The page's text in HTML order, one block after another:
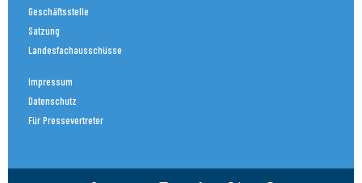
Geschäftsstelle
Satzung
Landesfachausschüsse
Impressum
Datenschutz
Für Pressevertreter